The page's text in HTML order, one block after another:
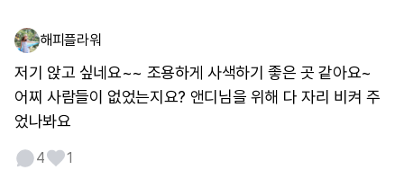
해피플라워
저기 앉고 싶네요~~ 조용하게 사색하기 좋은 곳 같아요~
어찌 사람들이 없었는지요? 앤디님을 위해 다 자리 비켜 주
었나봐요
4 1